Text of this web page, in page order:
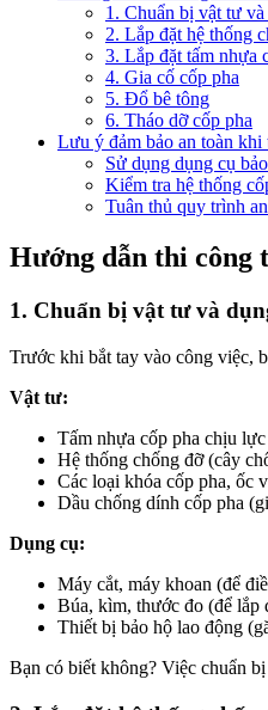
1. Chuẩn bị vật tư
2. Lắp đặt hệ thống
3. Lắp đặt tấm nhựa
4. Gia cố cốp pha
5. Đổ bê tông
6. Tháo dỡ cốp pha
Lưu ý đảm bảo an toàn khi
Sử dụng dụng cụ
Kiểm tra hệ thống
Tuân thủ quy trình
Hướng dẫn thi công
1. Chuẩn bị vật tư và
Trước khi bắt tay vào công việc,
Vật tư:
Tấm nhựa cốp pha chịu
Hệ thống chống đỡ (cây
Các loại khóa cốp pha, ốc
Dầu chống dính cốp pha
Dụng cụ:
Máy cắt, máy khoan (để
Búa, kìm, thước đo (để lắp
Thiết bị bảo hộ lao động
Bạn có biết không? Việc chuẩn